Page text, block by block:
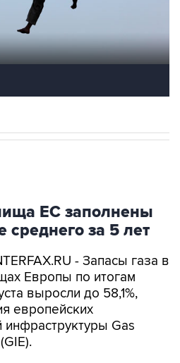
ЕС заполнены
среднего за 5 лет
- Запасы газа в
Европы по итогам
выросли до 58,1%,
европейских
Gas